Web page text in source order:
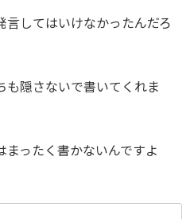
言してはいけなかったんだろ
も隠さないで書いてくれま
まったく書かないんですよ